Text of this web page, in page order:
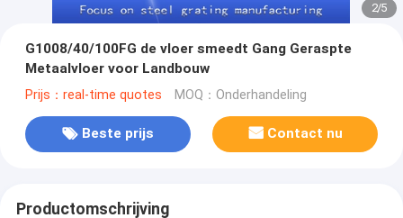
2/5
G1008/40/100FG de vloer smeedt Gang Geraspte
Metaalvloer voor Landbouw
Prijs：real-time quotes MOQ：Onderhandeling
Beste prijs Contact nu
Productomschrijving